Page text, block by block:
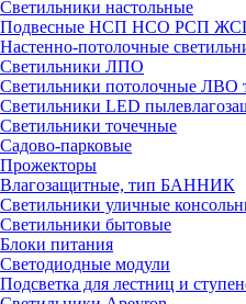
Светильники настольные
Подвесные НСП НСО РСП
Настенно-потолочные
Светильники ЛПО
Светильники потолочные ЛВО
Светильники LED
Светильники точечные
Садово-парковые
Прожекторы
Влагозащитные, тип БАННИК
Светильники уличные
Светильники бытовые
Блоки питания
Светодиодные модули
Подсветка для лестниц и